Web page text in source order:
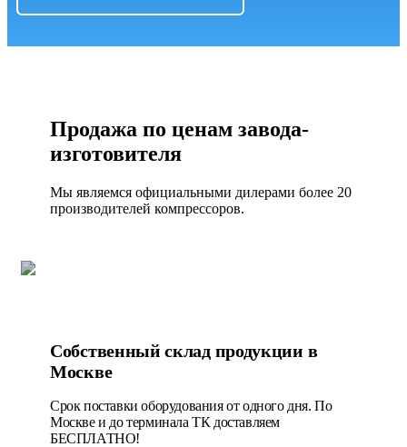
Продажа по ценам завода-
изготовителя
Мы являемся официальными дилерами более 20
производителей компрессоров.
Собственный склад продукции в
Москве
Срок поставки оборудования от одного дня. По
Москве и до терминала ТК доставляем
БЕСПЛАТНО!